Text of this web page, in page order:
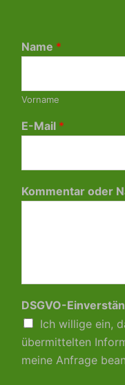
Name *
Vorname
E-Mail *
Kommentar oder
DSGVO-
Ich willige ein,
übermittelten
meine Anfrage